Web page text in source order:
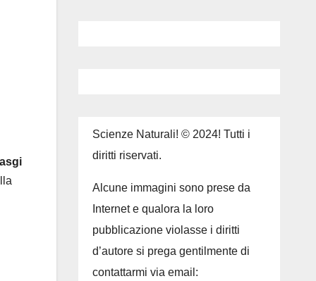
Scienze Naturali! © 2024! Tutti i
diritti riservati.
Alcune immagini sono prese da
Internet e qualora la loro
pubblicazione violasse i diritti
d’autore si prega gentilmente di
contattarmi via email: